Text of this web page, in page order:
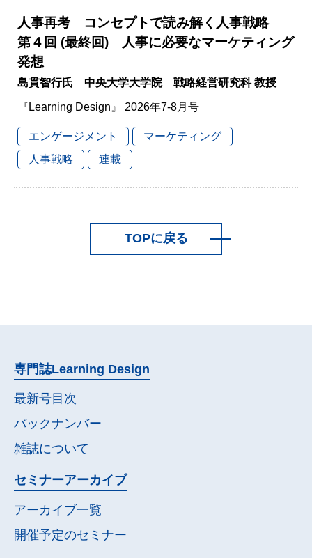
人事再考 コンセプトで読み解く人事戦略
第４回 (最終回) 人事に必要なマーケティング
発想
島貫智行氏 中央大学大学院 戦略経営研究科 教授
『Learning Design』 2026年7-8月号
エンゲージメント
マーケティング
人事戦略
連載
TOPに戻る
専門誌Learning Design
最新号目次
バックナンバー
雑誌について
セミナーアーカイブ
アーカイブ一覧
開催予定のセミナー